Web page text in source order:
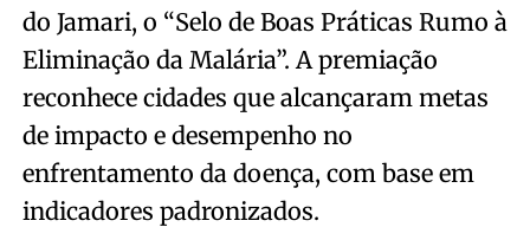
do Jamari, o “Selo de Boas Práticas Rumo à
Eliminação da Malária”. A premiação
reconhece cidades que alcançaram metas
de impacto e desempenho no
enfrentamento da doença, com base em
indicadores padronizados.